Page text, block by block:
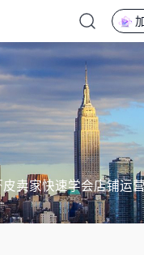
卖家快速学会店铺运